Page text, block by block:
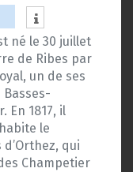
né le 30 juillet
de Ribes par
un de ses
En 1817, il
le
qui
Champetier